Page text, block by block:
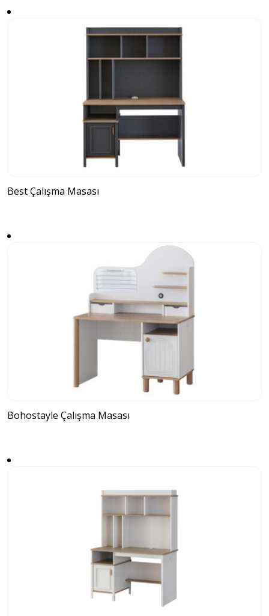
Best Çalışma Masası
Bohostayle Çalışma Masası